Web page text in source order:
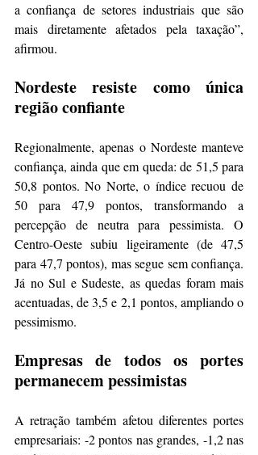
a confiança de setores industriais que são
mais diretamente afetados pela taxação”,
afirmou.
Nordeste resiste como única
região confiante
Regionalmente, apenas o Nordeste manteve
confiança, ainda que em queda: de 51,5 para
50,8 pontos. No Norte, o índice recuou de
50 para 47,9 pontos, transformando a
percepção de neutra para pessimista. O
Centro-Oeste subiu ligeiramente (de 47,5
para 47,7 pontos), mas segue sem confiança.
Já no Sul e Sudeste, as quedas foram mais
acentuadas, de 3,5 e 2,1 pontos, ampliando o
pessimismo.
Empresas de todos os portes
permanecem pessimistas
A retração também afetou diferentes portes
empresariais: -2 pontos nas grandes, -1,2 nas